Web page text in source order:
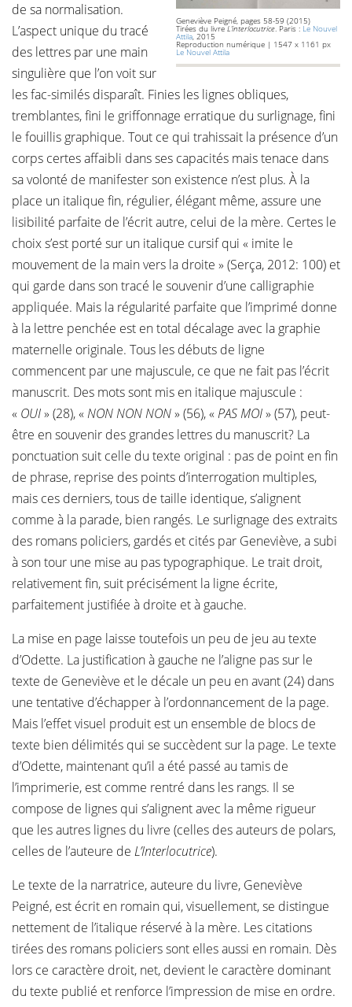
Geneviève Peigné, pages 58-59 (2015)
Tirées du livreL’interlocutrice. Paris : Le Nouvel
Attila, 2015
Reproduction numérique | 1547 x 1161 px
Le Nouvel Attila
de sa normalisation.
L’aspect unique du tracé
des lettres par une main
singulière que l’on voit sur
les fac-similés disparaît. Finies les lignes obliques,
tremblantes, fini le griffonnage erratique du surlignage, fini
le fouillis graphique. Tout ce qui trahissait la présence d’un
corps certes affaibli dans ses capacités mais tenace dans
sa volonté de manifester son existence n’est plus. À la
place un italique fin, régulier, élégant même, assure une
lisibilité parfaite de l’écrit autre, celui de la mère. Certes le
choix s’est porté sur un italique cursif qui « imite le
mouvement de la main vers la droite » (Serça, 2012: 100) et
qui garde dans son tracé le souvenir d’une calligraphie
appliquée. Mais la régularité parfaite que l’imprimé donne
à la lettre penchée est en total décalage avec la graphie
maternelle originale. Tous les débuts de ligne
commencent par une majuscule, ce que ne fait pas l’écrit
manuscrit. Des mots sont mis en italique majuscule :
« OUI» (28), «NON NON NON» (56), «PAS MOI» (57), peut-
être en souvenir des grandes lettres du manuscrit? La
ponctuation suit celle du texte original : pas de point en fin
de phrase, reprise des points d’interrogation multiples,
mais ces derniers, tous de taille identique, s’alignent
comme à la parade, bien rangés. Le surlignage des extraits
des romans policiers, gardés et cités par Geneviève, a subi
à son tour une mise au pas typographique. Le trait droit,
relativement fin, suit précisément la ligne écrite,
parfaitement justifiée à droite et à gauche.
La mise en page laisse toutefois un peu de jeu au texte
d’Odette. La justification à gauche ne l’aligne pas sur le
texte de Geneviève et le décale un peu en avant (24) dans
une tentative d’échapper à l’ordonnancement de la page.
Mais l’effet visuel produit est un ensemble de blocs de
texte bien délimités qui se succèdent sur la page. Le texte
d’Odette, maintenant qu’il a été passé au tamis de
l’imprimerie, est comme rentré dans les rangs. Il se
compose de lignes qui s’alignent avec la même rigueur
que les autres lignes du livre (celles des auteurs de polars,
celles de l’auteure de L’Interlocutrice).
Le texte de la narratrice, auteure du livre, Geneviève
Peigné, est écrit en romain qui, visuellement, se distingue
nettement de l’italique réservé à la mère. Les citations
tirées des romans policiers sont elles aussi en romain. Dès
lors ce caractère droit, net, devient le caractère dominant
du texte publié et renforce l’impression de mise en ordre.